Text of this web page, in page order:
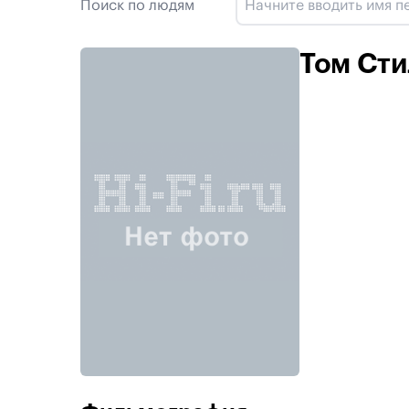
Поиск по людям
Том